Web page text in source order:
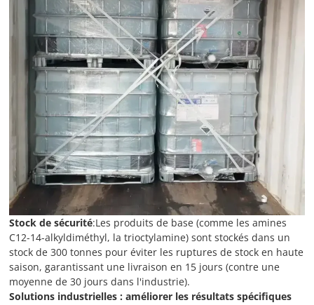
Stock de sécurité:Les produits de base (comme les amines
C12-14-alkyldiméthyl, la trioctylamine) sont stockés dans un
stock de 300 tonnes pour éviter les ruptures de stock en haute
saison, garantissant une livraison en 15 jours (contre une
moyenne de 30 jours dans l'industrie).
Solutions industrielles : améliorer les résultats spécifiques